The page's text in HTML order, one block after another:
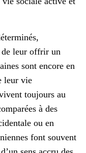
de leur offrir un
sont encore en
leur vie
toujours au
à des
ou en
font souvent